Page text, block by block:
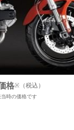
格※ （税込）
時の価格です